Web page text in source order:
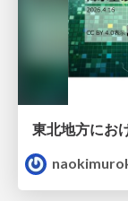
東北地方にお